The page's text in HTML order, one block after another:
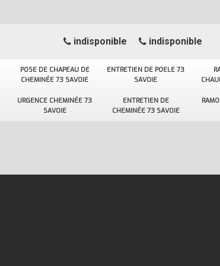
POSE DE CHAPEAU DE
CHEMINÉE 73 SAVOIE
ENTRETIEN DE POELE 73
SAVOIE
URGENCE CHEMINÉE 73
SAVOIE
ENTRETIEN DE
CHEMINÉE 73 SAVOIE
indisponible indisponible